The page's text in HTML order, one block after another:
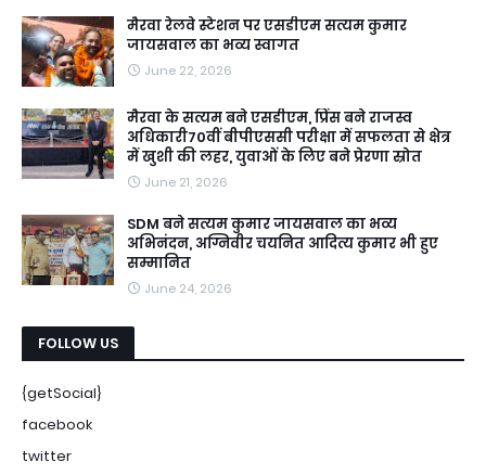
मैरवा रेलवे स्टेशन पर एसडीएम सत्यम कुमार
जायसवाल का भव्य स्वागत
June 22, 2026
मैरवा के सत्यम बने एसडीएम, प्रिंस बने राजस्व
अधिकारी70वीं बीपीएससी परीक्षा में सफलता से क्षेत्र
में खुशी की लहर, युवाओं के लिए बने प्रेरणा स्रोत
June 21, 2026
SDM बने सत्यम कुमार जायसवाल का भव्य
अभिनंदन, अग्निवीर चयनित आदित्य कुमार भी हुए
सम्मानित
June 24, 2026
FOLLOW US
{getSocial}
facebook
twitter